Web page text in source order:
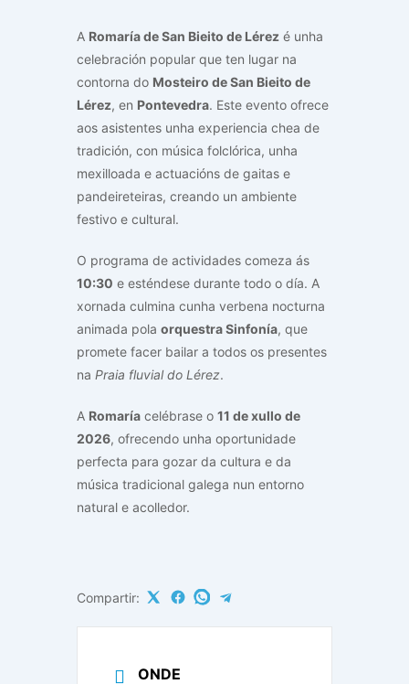
A Romaría de San Bieito de Lérez é unha
celebración popular que ten lugar na
contorna do Mosteiro de San Bieito de
Lérez, en Pontevedra. Este evento ofrece
aos asistentes unha experiencia chea de
tradición, con música folclórica, unha
mexilloada e actuacións de gaitas e
pandeireteiras, creando un ambiente
festivo e cultural.
O programa de actividades comeza ás
10:30 e esténdese durante todo o día. A
xornada culmina cunha verbena nocturna
animada pola orquestra Sinfonía, que
promete facer bailar a todos os presentes
na Praia fluvial do Lérez.
A Romaría celébrase o 11 de xullo de
2026, ofrecendo unha oportunidade
perfecta para gozar da cultura e da
música tradicional galega nun entorno
natural e acolledor.
Compartir:
ONDE